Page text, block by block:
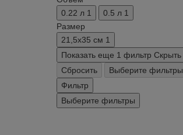
0.22 л 1 0.5 л 1
Размер
21,5х35 см 1
Показать еще 1 фильтр Скрыть
Сбросить
Выберите фильтры
Фильтр
Выберите фильтры